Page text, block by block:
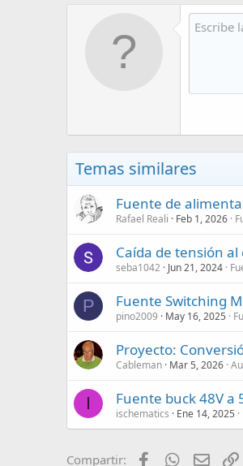
Temas similares
Fuente de
Rafael Reali Feb 1, 2026
Caída de tensión
seba1042 Jun 21, 2024
P Fuente Switching
pino2009 May 16, 2025
Proyecto:
Cableman Mar 5, 2026
I Fuente buck 48V a
ischematics Ene 14, 2025
Compartir: FacebookWhatsApp
Email